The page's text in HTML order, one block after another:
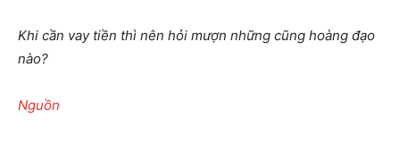
Khi cần vay tiền thì nên hỏi mượn những cũng hoàng đạo
nào?
Nguồn